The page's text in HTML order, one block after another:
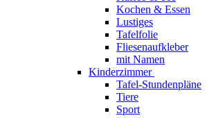
Kochen & Essen
Lustiges
Tafelfolie
Fliesenaufkleber
mit Namen
Kinderzimmer
Tafel-Stundenpläne
Tiere
Sport